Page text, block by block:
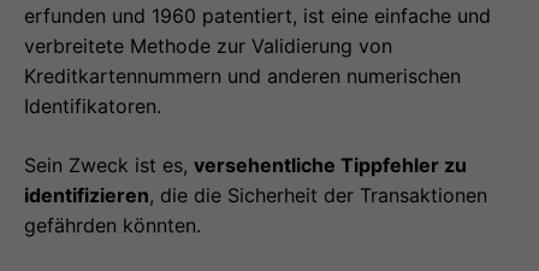
erfunden und 1960 patentiert, ist eine einfache und
verbreitete Methode zur Validierung von
Kreditkartennummern und anderen numerischen
Identifikatoren.
Sein Zweck ist es, versehentliche Tippfehler zu
identifizieren, die die Sicherheit der Transaktionen
gefährden könnten.